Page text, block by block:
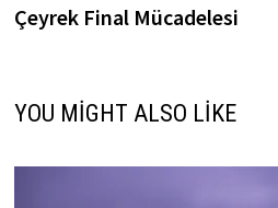
Çeyrek Final Mücadelesi
YOU MIGHT ALSO LIKE